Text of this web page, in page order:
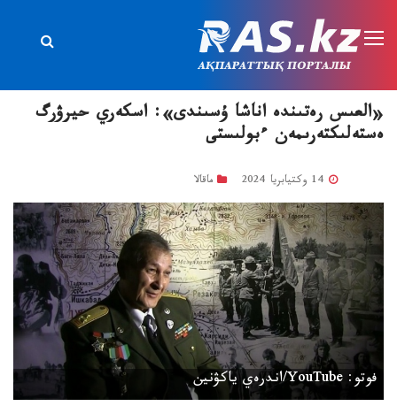
«العىس رەتىندە اناشا ۇسىندى»: اسكەري حيرۋرگ
ەستەلىكتەرىمەن ءبولىستى
ماقالا
فوتو: YouTube/اندرەي ياكۋنين